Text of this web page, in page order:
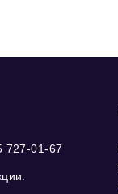
727-01-67